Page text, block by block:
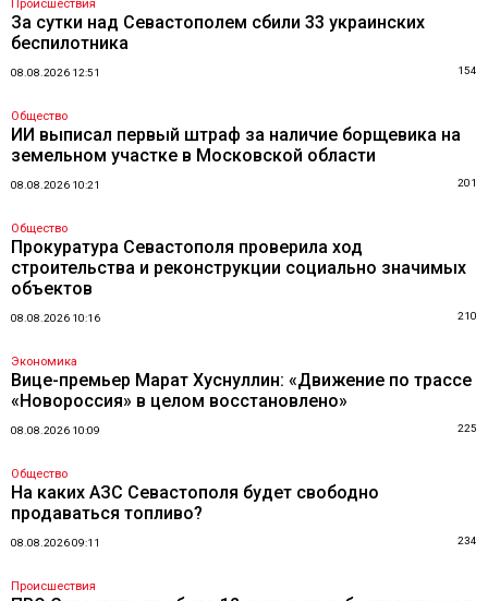
Происшествия
За сутки над Севастополем сбили 33 украинских
беспилотника
08.08.2026 12:51 154
Общество
ИИ выписал первый штраф за наличие борщевика на
земельном участке в Московской области
08.08.2026 10:21 201
Общество
Прокуратура Севастополя проверила ход
строительства и реконструкции социально значимых
объектов
08.08.2026 10:16 210
Экономика
Вице-премьер Марат Хуснуллин: «Движение по трассе
«Новороссия» в целом восстановлено»
08.08.2026 10:09 225
Общество
На каких АЗС Севастополя будет свободно
продаваться топливо?
08.08.2026 09:11 234
Происшествия